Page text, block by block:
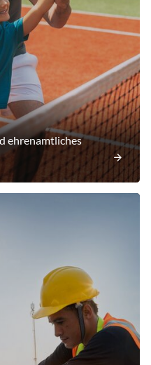
ehrenamtliches